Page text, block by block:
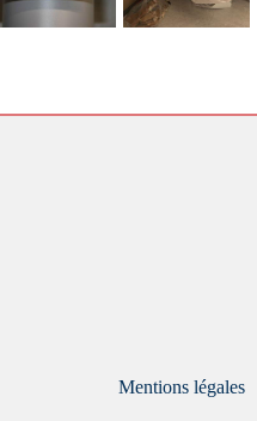
Mentions légales